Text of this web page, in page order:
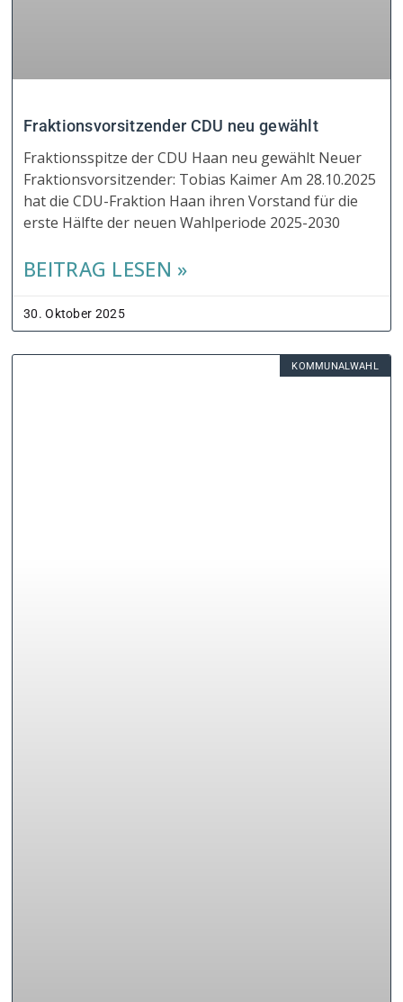
Fraktionsvorsitzender CDU neu gewählt
Fraktionsspitze der CDU Haan neu gewählt Neuer
Fraktionsvorsitzender: Tobias Kaimer Am 28.10.2025
hat die CDU-Fraktion Haan ihren Vorstand für die
erste Hälfte der neuen Wahlperiode 2025-2030
BEITRAG LESEN »
30. Oktober 2025
KOMMUNALWAHL